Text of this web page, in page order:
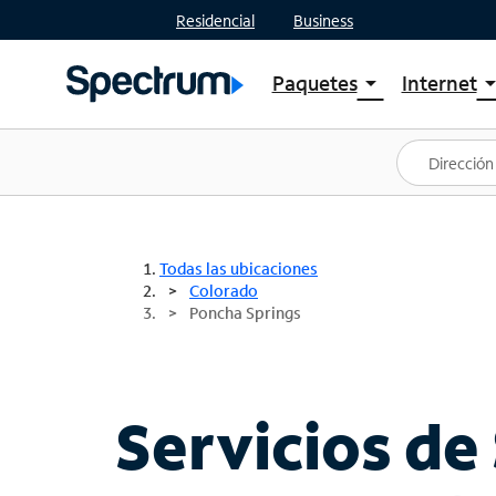
Residencial Business
Paquetesarrow_drop_down
Ver paquetes
Spectrum One
Mejores ofertas
Internetarrow_drop_down
Planes
Todas las ubicaciones
Colorado
Poncha Springs
Servicios